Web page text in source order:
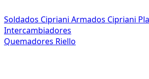
Soldados Cipriani Armados Cipriani
Intercambiadores
Quemadores Riello